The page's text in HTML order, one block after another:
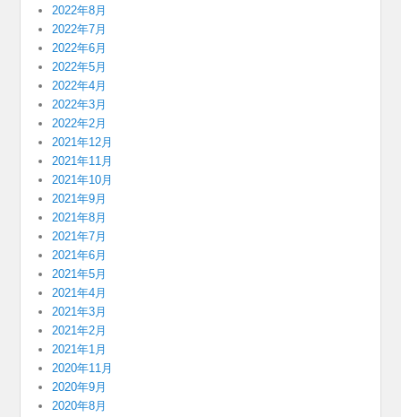
2022年8月
2022年7月
2022年6月
2022年5月
2022年4月
2022年3月
2022年2月
2021年12月
2021年11月
2021年10月
2021年9月
2021年8月
2021年7月
2021年6月
2021年5月
2021年4月
2021年3月
2021年2月
2021年1月
2020年11月
2020年9月
2020年8月